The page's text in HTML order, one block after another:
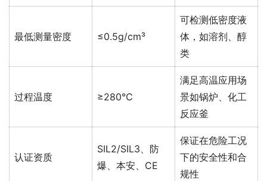
最低测量密度 ≤0.5g/cm³
可检测低密度液
体，如溶剂、醇
类
过程温度 ≥280℃
满足高温应用场
景如锅炉、化工
反应釜
认证资质
SIL2/SIL3、防
爆、本安、CE
保证在危险工况
下的安全性和合
规性